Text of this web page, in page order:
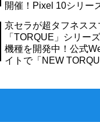
開催！Pixel 10シリー
に
京セラが超タフネスス
「TORQUE」シリー
機種を開発中！公式
イトで「NEW